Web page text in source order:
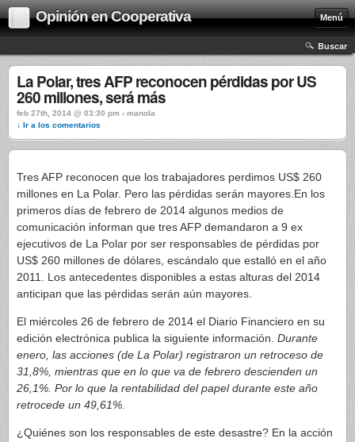
Opinión en Cooperativa Menú
Buscar
La Polar, tres AFP reconocen pérdidas por US
260 millones, será más
feb 27th, 2014 @ 03:30 pm › manola
↓ Ir a los comentarios
Tres AFP reconocen que los trabajadores perdimos US$ 260
millones en La Polar. Pero las pérdidas serán mayores.En los
primeros días de febrero de 2014 algunos medios de
comunicación informan que tres AFP demandaron a 9 ex
ejecutivos de La Polar por ser responsables de pérdidas por
US$ 260 millones de dólares, escándalo que estalló en el año
2011. Los antecedentes disponibles a estas alturas del 2014
anticipan que las pérdidas serán aún mayores.
El miércoles 26 de febrero de 2014 el Diario Financiero en su
edición electrónica publica la siguiente información. Durante
enero, las acciones (de La Polar) registraron un retroceso de
31,8%, mientras que en lo que va de febrero descienden un
26,1%. Por lo que la rentabilidad del papel durante este año
retrocede un 49,61%.
¿Quiénes son los responsables de este desastre? En la acción